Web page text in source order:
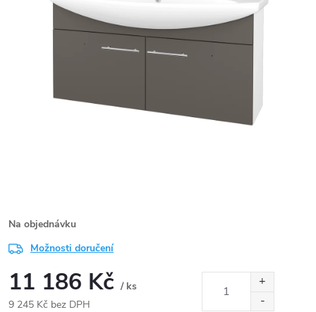
Na objednávku
Možnosti doručení
11 186 Kč / ks
9 245 Kč bez DPH